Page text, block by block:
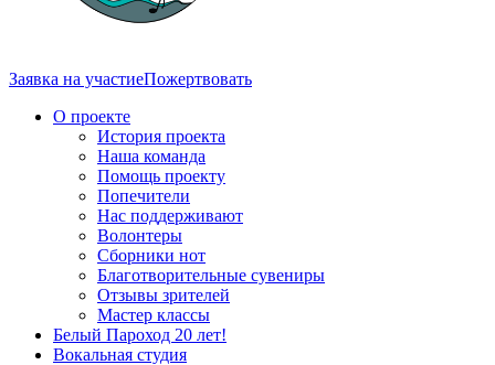
Заявка на участиеПожертвовать
О проекте
История проекта
Наша команда
Помощь проекту
Попечители
Нас поддерживают
Волонтеры
Сборники нот
Благотворительные сувениры
Отзывы зрителей
Мастер классы
Белый Пароход 20 лет!
Вокальная студия